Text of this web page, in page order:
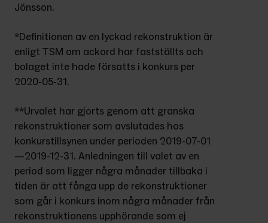
Jönsson.
*Definitionen av en lyckad rekonstruktion är
enligt TSM om ackord har fastställts och
bolaget inte hade försatts i konkurs per
2020-05-31.
**Urvalet har gjorts genom att granska
rekonstruktioner som avslutades hos
konkurstillsynen under perioden 2019-07-01
—2019-12-31. Anledningen till valet av en
period som ligger några månader tillbaka i
tiden är att fånga upp de rekonstruktioner
som går i konkurs inom några månader från
rekonstruktionens upphörande som ej